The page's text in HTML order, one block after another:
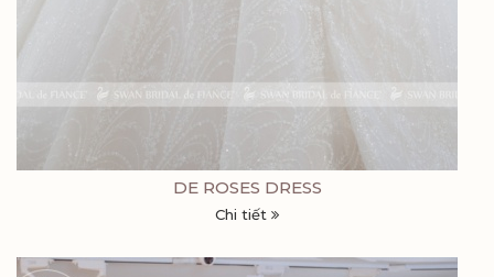
DE ROSES DRESS
Chi tiết